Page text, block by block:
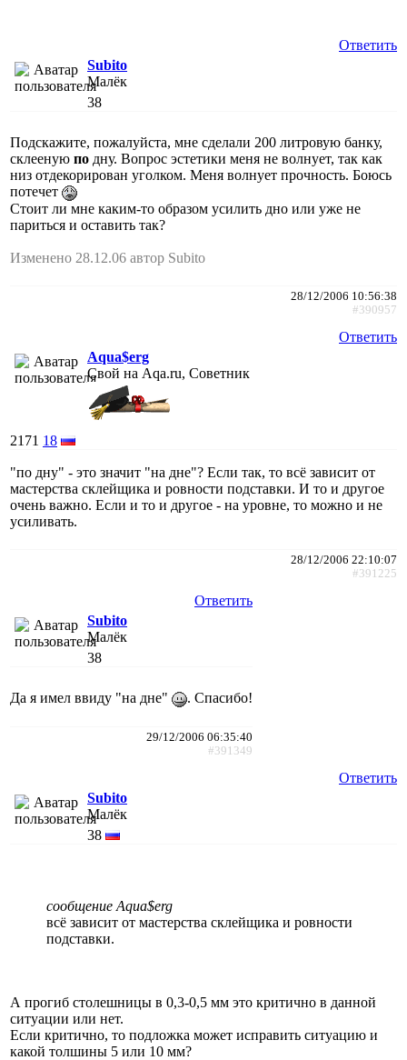
Ответить
Subito
Малёк
38
Подскажите, пожалуйста, мне сделали 200 литровую банку,
склееную по дну. Вопрос эстетики меня не волнует, так как
низ отдекорирован уголком. Меня волнует прочность. Боюсь
потечет
Стоит ли мне каким-то образом усилить дно или уже не
париться и оставить так?
Изменено 28.12.06 автор Subito
28/12/2006 10:56:38
#390957
Ответить
Aqua$erg
Свой на Aqa.ru, Советник
2171 18
"по дну" - это значит "на дне"? Если так, то всё зависит от
мастерства склейщика и ровности подставки. И то и другое
очень важно. Если и то и другое - на уровне, то можно и не
усиливать.
28/12/2006 22:10:07
#391225
Ответить
Subito
Малёк
38
Да я имел ввиду "на дне" . Спасибо!
29/12/2006 06:35:40
#391349
Ответить
Subito
Малёк
38
сообщение Aqua$erg
всё зависит от мастерства склейщика и ровности
подставки.
А прогиб столешницы в 0,3-0,5 мм это критично в данной
ситуации или нет.
Если критично, то подложка может исправить ситуацию и
какой толшины 5 или 10 мм?